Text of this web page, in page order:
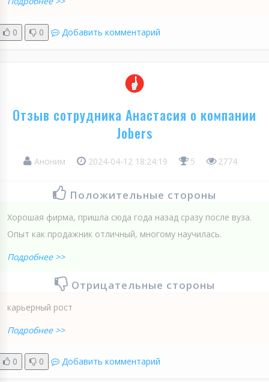
0 0 Добавить комментарий
Отзыв сотрудника Анастасия о компании
Jobers
Аноним 2024-04-12 18:24:19 5 2774
Положительные стороны
Хорошая фирма, пришла сюда года назад сразу после вуза.
Опыт как продажник отличный, многому научилась.
Подробнее >>
Отрицательные стороны
карьерный рост
Подробнее >>
0 0 Добавить комментарий